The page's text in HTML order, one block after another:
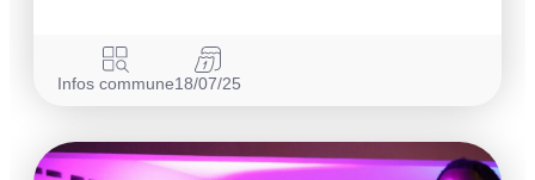
Infos commune18/07/25